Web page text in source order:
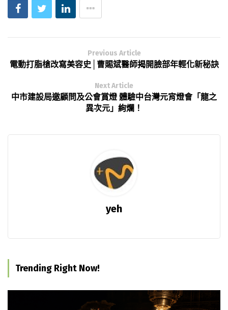
Previous Article
電動打脂槍改寫美容史│曹賜斌醫師揭開臉部年輕化新秘訣
Next Article
中市建設局邀顧問及公會賞燈 體驗中台灣元宵燈會「龍之
異次元」絢爛！
yeh
Trending Right Now!